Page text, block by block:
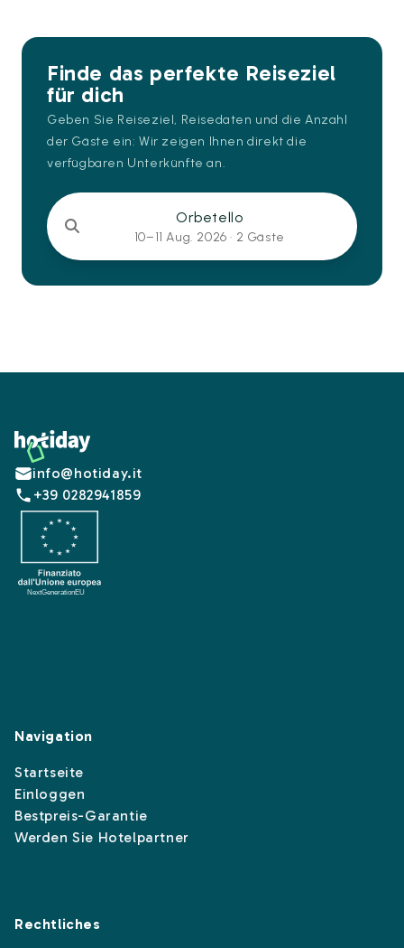
Finde das perfekte Reiseziel
für dich
Geben Sie Reiseziel, Reisedaten und die Anzahl
der Gäste ein: Wir zeigen Ihnen direkt die
verfügbaren Unterkünfte an.
Orbetello
10–11 Aug. 2026 · 2 Gäste
Footer
info@hotiday.it
+39 0282941859
Navigation
Startseite
Einloggen
Bestpreis-Garantie
Werden Sie Hotelpartner
Rechtliches